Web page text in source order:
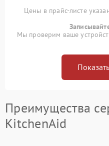
Цены в прайс-листе
Мы проверим ваше
Преимущества
KitchenAid